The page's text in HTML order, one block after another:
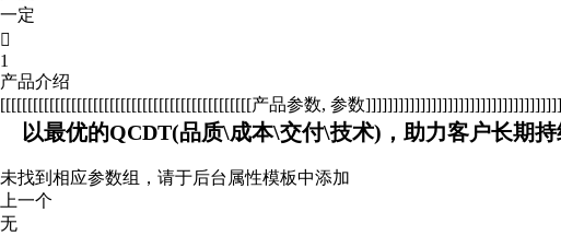
一定

1
产品介绍
[[[[[[[[[[[[[[[[[[[[[[[[[[[[[[[[[[[[[[[[[[[[[[产品参数, 参数
以最优的QCDT(品质\成本\交付\技术)，助力客户长期持
未找到相应参数组，请于后台属性模板中添加
上一个
无